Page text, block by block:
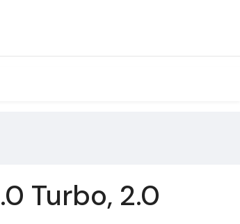
Turbo, 2.0